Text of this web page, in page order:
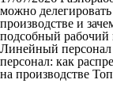
можно делегировать
производстве и
подсобный рабочий
Линейный персонал
персонал: как
на производстве